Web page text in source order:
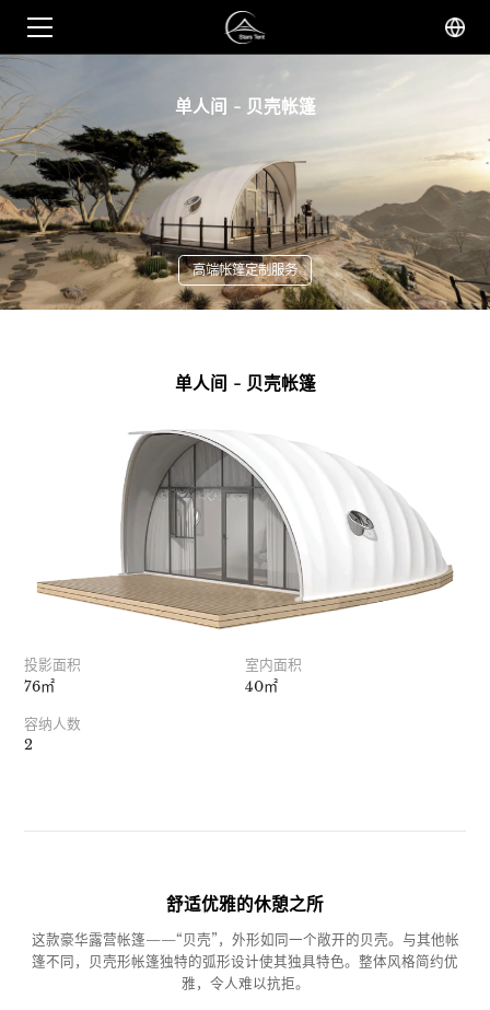
单人间 - 贝壳帐篷
高端帐篷定制服务
单人间 - 贝壳帐篷
投影面积
76㎡
室内面积
40㎡
容纳人数
2
舒适优雅的休憩之所
这款豪华露营帐篷——“贝壳”，外形如同一个敞开的贝壳。与其他帐
篷不同，贝壳形帐篷独特的弧形设计使其独具特色。整体风格简约优
雅，令人难以抗拒。